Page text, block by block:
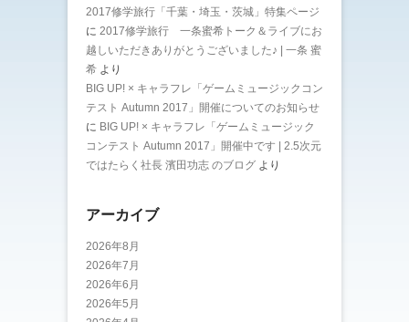
2017修学旅行「千葉・埼玉・茨城」特集ページ
に 2017修学旅行 一条蜜希トーク＆ライブにお
越しいただきありがとうございました♪ | 一条 蜜
希 より
BIG UP! × キャラフレ「ゲームミュージックコン
テスト Autumn 2017」開催についてのお知らせ
に BIG UP! × キャラフレ「ゲームミュージック
コンテスト Autumn 2017」開催中です | 2.5次元
ではたらく社長 濱田功志 のブログ より
アーカイブ
2026年8月
2026年7月
2026年6月
2026年5月